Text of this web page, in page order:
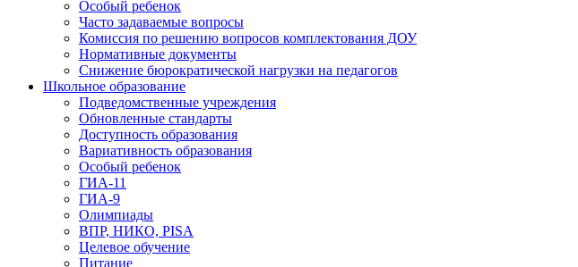
Особый ребенок
Часто задаваемые вопросы
Комиссия по решению вопросов комплектования ДОУ
Нормативные документы
Снижение бюрократической нагрузки на педагогов
Школьное образование
Подведомственные учреждения
Обновленные стандарты
Доступность образования
Вариативность образования
Особый ребенок
ГИА-11
ГИА-9
Олимпиады
ВПР, НИКО, PISA
Целевое обучение
Питание